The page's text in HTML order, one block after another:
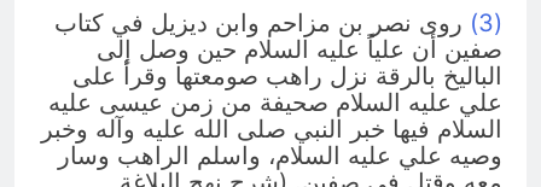
(3)
روى نصر بن مزاحم وابن ديزيل في كتاب
صفين أن علياً عليه السلام حين وصل إلى
الباليخ بالرقة نزل راهب صومعتها وقرأ على
علي عليه السلام صحيفة من زمن عيسى عليه
السلام فيها خبر النبي صلى الله عليه وآله وخبر
وصيه علي عليه السلام، واسلم الراهب وسار